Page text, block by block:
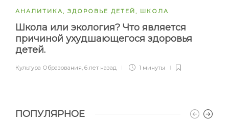
АНАЛИТИКА, ЗДОРОВЬЕ ДЕТЕЙ, ШКОЛА
Школа или экология? Что является
причиной ухудшающегося здоровья
детей.
Культура Образования, 6 лет назад 1 минуты
ПОПУЛЯРНОЕ